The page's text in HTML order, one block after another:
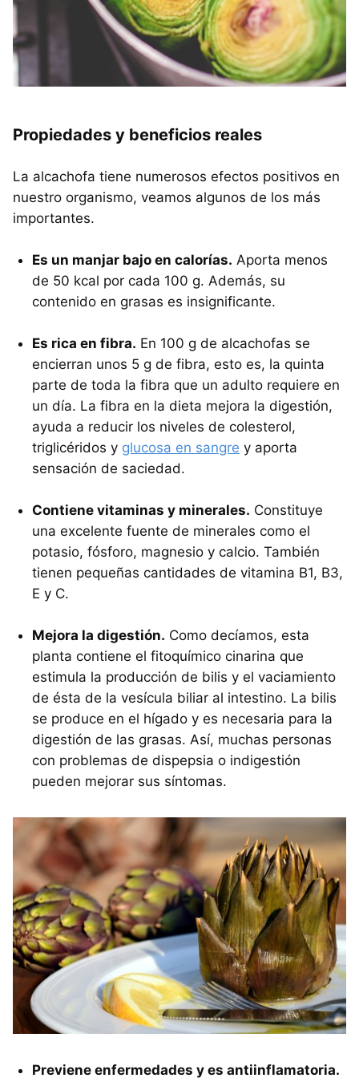
Propiedades y beneficios reales
La alcachofa tiene numerosos efectos positivos en
nuestro organismo, veamos algunos de los más
importantes.
Es un manjar bajo en calorías. Aporta menos
de 50 kcal por cada 100 g. Además, su
contenido en grasas es insignificante.
Es rica en fibra. En 100 g de alcachofas se
encierran unos 5 g de fibra, esto es, la quinta
parte de toda la fibra que un adulto requiere en
un día. La fibra en la dieta mejora la digestión,
ayuda a reducir los niveles de colesterol,
triglicéridos y glucosa en sangre y aporta
sensación de saciedad.
Contiene vitaminas y minerales. Constituye
una excelente fuente de minerales como el
potasio, fósforo, magnesio y calcio. También
tienen pequeñas cantidades de vitamina B1, B3,
E y C.
Mejora la digestión. Como decíamos, esta
planta contiene el fitoquímico cinarina que
estimula la producción de bilis y el vaciamiento
de ésta de la vesícula biliar al intestino. La bilis
se produce en el hígado y es necesaria para la
digestión de las grasas. Así, muchas personas
con problemas de dispepsia o indigestión
pueden mejorar sus síntomas.
Previene enfermedades y es antiinflamatoria.